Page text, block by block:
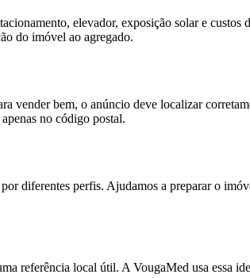
elevador, exposição solar e
do imóvel ao agregado.
vender bem, o anúncio deve localizar
no código postal.
diferentes perfis. Ajudamos a preparar o
referência local útil. A VougaMed usa essa